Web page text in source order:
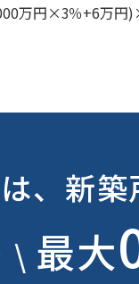
万円×3％+6万円
、新
\ 最大